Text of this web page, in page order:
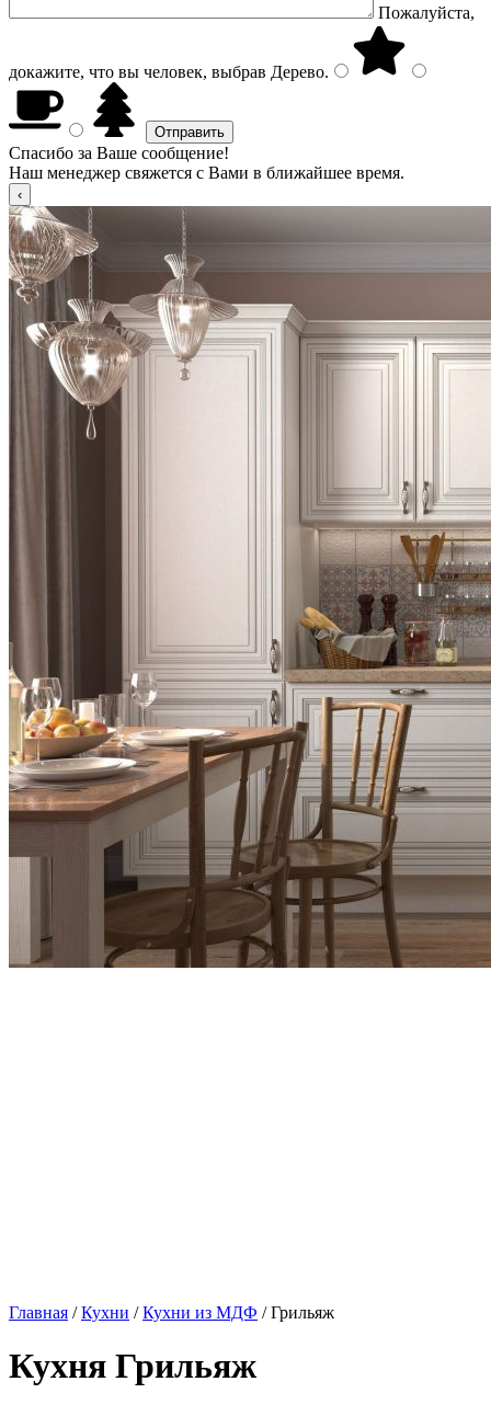
Пожалуйста,
докажите, что вы человек, выбрав Дерево.
Спасибо за Ваше сообщение!
Наш менеджер свяжется с Вами в ближайшее время.
Главная /Кухни /Кухни из МДФ / Грильяж
Кухня Грильяж